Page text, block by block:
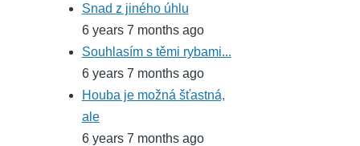
Snad z jiného úhlu
6 years 7 months ago
Souhlasím s těmi rybami...
6 years 7 months ago
Houba je možná šťastná,
ale
6 years 7 months ago